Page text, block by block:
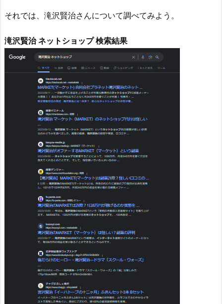
それでは、滝沢賢治さんについて調べてみよう。
滝沢賢治 ネットショップ 検索結果